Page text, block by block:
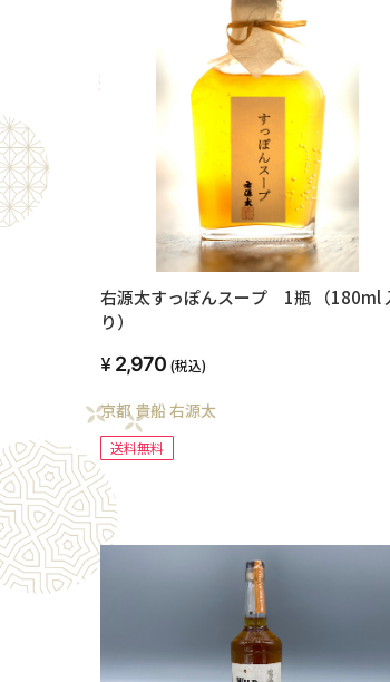
右源太すっぽんスープ 1瓶 （180ml
り）
2,970 (税込)
京都 貴船 右源太
送料無料